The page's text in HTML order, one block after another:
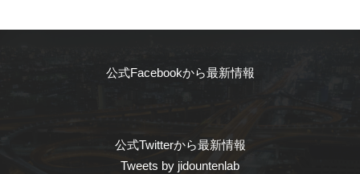
公式Facebookから最新情報
公式Twitterから最新情報
Tweets by jidountenlab